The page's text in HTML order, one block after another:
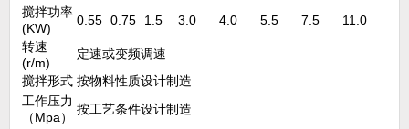
搅拌功率
(KW)
0.55 0.75 1.5 3.0 4.0 5.5 7.5
11.0
转速
(r/m)
定速或变频调速
搅拌形式 按物料性质设计制造
工作压力
（Mpa）
按工艺条件设计制造